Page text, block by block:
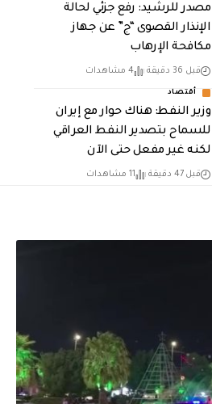
مصدر للرشيد: رفع جزئي لحالة
الإنذار القصوى “ج” عن جهاز
مكافحة الإرهاب
قبل 36 دقيقة 4 مشاهدات
أقتصاد
وزير النفط: هناك حوار مع إيران
للسماح بتصدير النفط العراقي
لكنه غير مفعل حتى الآن
قبل 47 دقيقة 11 مشاهدات